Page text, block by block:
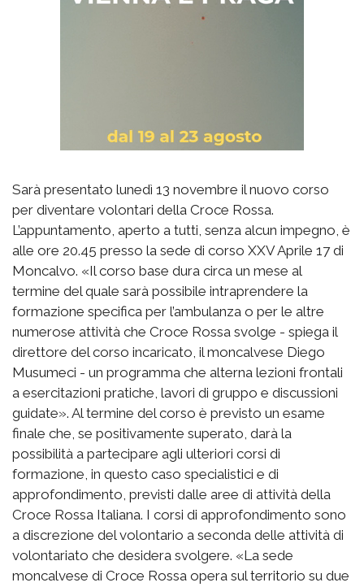
Sarà presentato lunedì 13 novembre il nuovo corso
per diventare volontari della Croce Rossa.
L’appuntamento, aperto a tutti, senza alcun impegno, è
alle ore 20.45 presso la sede di corso XXV Aprile 17 di
Moncalvo. «Il corso base dura circa un mese al
termine del quale sarà possibile intraprendere la
formazione specifica per l’ambulanza o per le altre
numerose attività che Croce Rossa svolge - spiega il
direttore del corso incaricato, il moncalvese Diego
Musumeci - un programma che alterna lezioni frontali
a esercitazioni pratiche, lavori di gruppo e discussioni
guidate». Al termine del corso è previsto un esame
finale che, se positivamente superato, darà la
possibilità a partecipare agli ulteriori corsi di
formazione, in questo caso specialistici e di
approfondimento, previsti dalle aree di attività della
Croce Rossa Italiana. I corsi di approfondimento sono
a discrezione del volontario a seconda delle attività di
volontariato che desidera svolgere. «La sede
moncalvese di Croce Rossa opera sul territorio su due